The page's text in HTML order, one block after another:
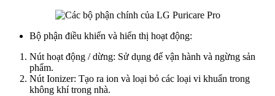
Bộ phận điều khiển và hiển thị hoạt động:
Nút hoạt động / dừng: Sử dụng để vận hành và ngừng sản
phẩm.
Nút Ionizer: Tạo ra ion và loại bỏ các loại vi khuẩn trong
không khí trong nhà.